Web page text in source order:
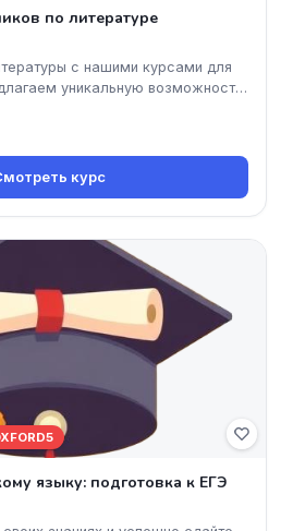
по литературе
с нашими курсами для
уникальную возможность
курс
языку: подготовка к ЕГЭ